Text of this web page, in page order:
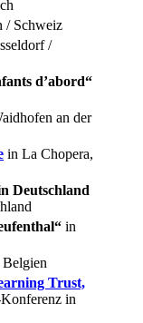
/ Schweiz
/
d’abord“
an der
in La Chopera,
Deutschland
in
Trust,
in